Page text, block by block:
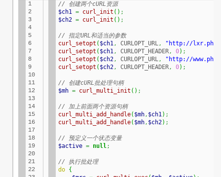
1
2
3
4
5
6
7
8
9
10
11
12
13
14
15
16
17
18
19
20
21
22
// 创建两个cURL资源
$ch1 = curl_init ( ) ;
$ch2 = curl_init ( ) ;
// 指定URL和适当的参数
curl_setopt ( $ch1, CURLOPT_URL,
"http://
curl_setopt ( $ch1, CURLOPT_HEADER, 0) ;
curl_setopt ( $ch2, CURLOPT_URL,
"http://
curl_setopt ( $ch2, CURLOPT_HEADER, 0) ;
// 创建cURL批处理句柄
$mh = curl_multi_init ( ) ;
// 加上前面两个资源句柄
curl_multi_add_handle( $mh, $ch1) ;
curl_multi_add_handle( $mh, $ch2) ;
// 预定义一个状态变量
$active = null;
// 执行批处理
do {